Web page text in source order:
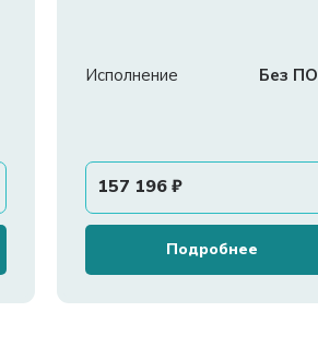
Исполнение Без ПО
157 196₽
Подробнее